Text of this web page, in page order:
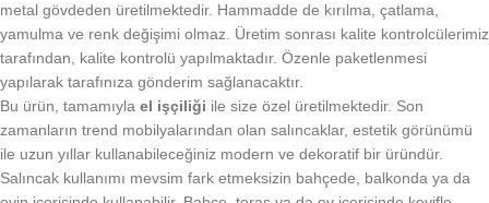
metal gövdeden üretilmektedir. Hammadde de kırılma, çatlama,
yamulma ve renk değişimi olmaz. Üretim sonrası kalite kontrolcülerimiz
tarafından, kalite kontrolü yapılmaktadır. Özenle paketlenmesi
yapılarak tarafınıza gönderim sağlanacaktır.
Bu ürün, tamamıyla el işçiliği ile size özel üretilmektedir. Son
zamanların trend mobilyalarından olan salıncaklar, estetik görünümü
ile uzun yıllar kullanabileceğiniz modern ve dekoratif bir üründür.
Salıncak kullanımı mevsim fark etmeksizin bahçede, balkonda ya da